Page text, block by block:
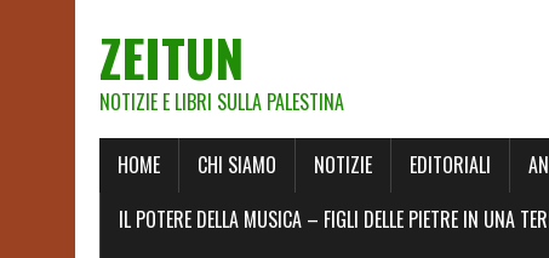
ZEITUN
NOTIZIE E LIBRI SULLA PALESTINA
HOME CHI SIAMO NOTIZIE EDITORIALI
IL POTERE DELLA MUSICA – FIGLI DELLE PIETRE IN UNA